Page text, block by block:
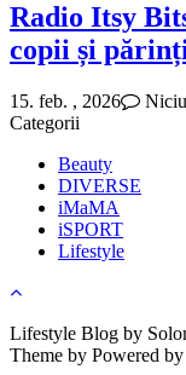
Radio Itsy
copii și
15. feb. , 2026
Categorii
Beauty
DIVERSE
iMaMA
iSPORT
Lifestyle
Lifestyle Blog by
Theme by Powered by